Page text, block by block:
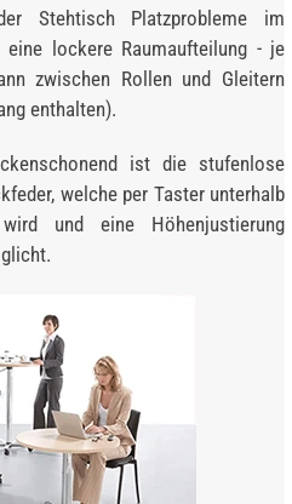
Stehtisch Platzprobleme im
lockere Raumaufteilung - je
zwischen Rollen und Gleitern
enthalten).
ist die stufenlose
welche per Taster unterhalb
und eine Höhenjustierung